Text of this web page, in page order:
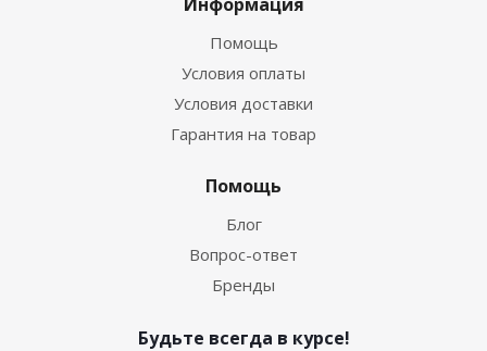
Помощь
Условия оплаты
Условия доставки
Гарантия на товар
Помощь
Блог
Вопрос-ответ
Бренды
Будьте всегда в курсе!